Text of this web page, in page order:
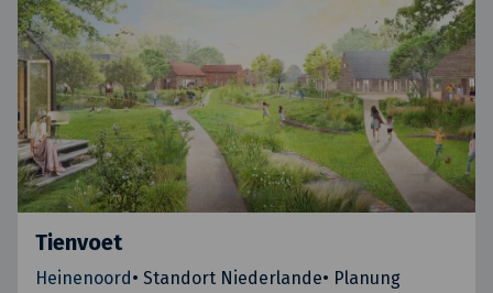
Tienvoet
Heinenoord • Standort Niederlande• Planung